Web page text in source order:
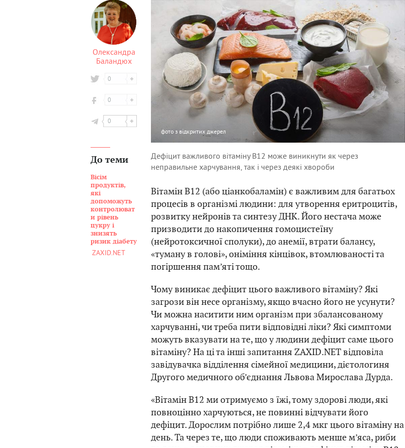
Олександра
Баландюх
0
0
0
До теми
Вісім
продуктів,
які
допоможуть
контролюват
и рівень
цукру і
знизять
ризик діабету
ZAXID.NET
фото з відкритих джерел
Дефіцит важливого вітаміну В12 може виникнути як через
неправильне харчування, так і через деякі хвороби
Вітамін В12 (або ціанкобаламін) є важливим для багатьох
процесів в організмі людини: для утворення еритроцитів,
розвитку нейронів та синтезу ДНК. Його нестача може
призводити до накопичення гомоцистеїну
(нейротоксичної сполуки), до анемії, втрати балансу,
«туману в голові», оніміння кінцівок, втомлюваності та
погіршення пам’яті тощо.
Чому виникає дефіцит цього важливого вітаміну? Які
загрози він несе організму, якщо вчасно його не усунути?
Чи можна наситити ним організм при збалансованому
харчуванні, чи треба пити відповідні ліки? Які симптоми
можуть вказувати на те, що у людини дефіцит саме цього
вітаміну? На ці та інші запитання ZAXID.NET відповіла
завідувачка відділення сімейної медицини, дієтологиня
Другого медичного об’єднання Львова Мирослава Дурда.
«Вітамін B12 ми отримуємо з їжі, тому здорові люди, які
повноцінно харчуються, не повинні відчувати його
дефіцит. Дорослим потрібно лише 2,4 мкг цього вітаміну на
день. Та через те, що люди споживають менше м’яса, риби